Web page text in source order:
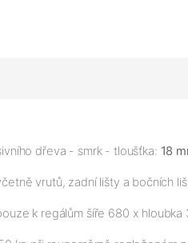
dřeva - smrk - tloušťka: 18
vrutů, zadní lišty a bočních
k regálům šíře 680 x hloubka